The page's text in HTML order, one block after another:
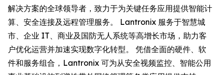
解决方案的全球领导者，致力于为关键任务应用提供智能计
算、安全连接及远程管理服务。 Lantronix 服务于智慧城
市、企业 IT、商业及国防无人系统等高增长市场，助力客
户优化运营并加速实现数字化转型。 凭借全面的硬件、软
件和服务组合，Lantronix 可为从安全视频监控、智能公用